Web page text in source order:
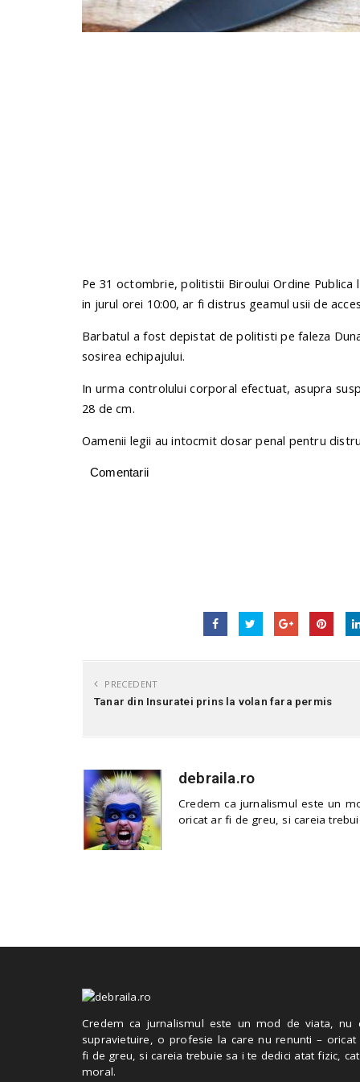
Pe 31 octombrie, politistii Biroului Ordine
in jurul orei 10:00, ar fi distrus geamul usii de
Barbatul a fost depistat de politisti pe faleza
sosirea echipajului.
In urma controlului corporal efectuat, asupra
28 de cm.
Oamenii legii au intocmit dosar penal pentru
Comentarii
PRECEDENT
Tanar din Insuratei prins la volan fara permis
debraila.ro
Credem ca jurnalismul este un
oricat ar fi de greu, si careia
Credem ca jurnalismul este un mod de viata, nu
supravietuire, o profesie la care nu renunti – oricat
fi de greu, si careia trebuie sa i te dedici atat fizic,
moral.